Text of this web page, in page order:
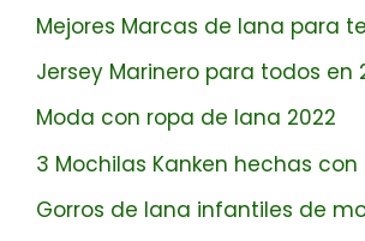
Mejores Marcas de lana para
Jersey Marinero para todos en
Moda con ropa de lana 2022
3 Mochilas Kanken hechas con
Gorros de lana infantiles de